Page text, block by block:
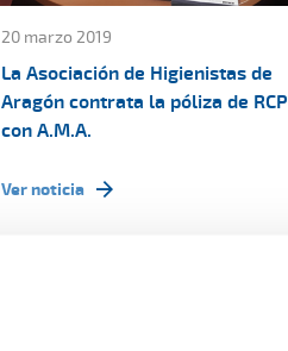
20 marzo 2019
La Asociación de Higienistas de
Aragón contrata la póliza de RCP
con A.M.A.
Ver noticia